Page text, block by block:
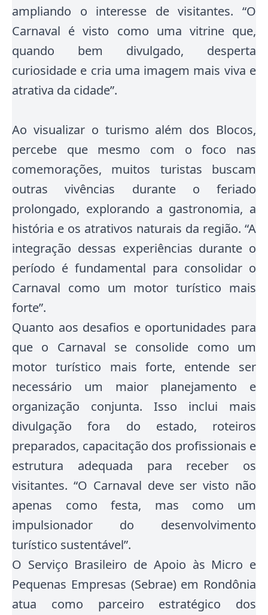
ampliando o interesse de visitantes. “O
Carnaval é visto como uma vitrine que,
quando bem divulgado, desperta
curiosidade e cria uma imagem mais viva e
atrativa da cidade”.
Ao visualizar o turismo além dos Blocos,
percebe que mesmo com o foco nas
comemorações, muitos turistas buscam
outras vivências durante o feriado
prolongado, explorando a gastronomia, a
história e os atrativos naturais da região. “A
integração dessas experiências durante o
período é fundamental para consolidar o
Carnaval como um motor turístico mais
forte”.
Quanto aos desafios e oportunidades para
que o Carnaval se consolide como um
motor turístico mais forte, entende ser
necessário um maior planejamento e
organização conjunta. Isso inclui mais
divulgação fora do estado, roteiros
preparados, capacitação dos profissionais e
estrutura adequada para receber os
visitantes. “O Carnaval deve ser visto não
apenas como festa, mas como um
impulsionador do desenvolvimento
turístico sustentável”.
O Serviço Brasileiro de Apoio às Micro e
Pequenas Empresas (Sebrae) em Rondônia
atua como parceiro estratégico dos